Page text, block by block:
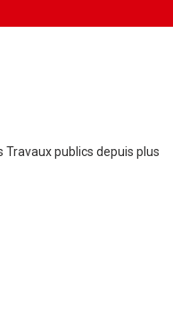
publics depuis plus